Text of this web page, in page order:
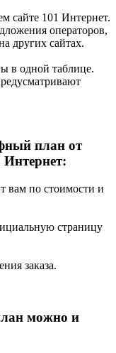
сайте 101 Интернет.
операторов,
других сайтах.
в одной таблице.
план от
Интернет:
вам по стоимости и
страницу
заказа.
можно и